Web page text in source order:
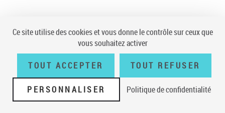
Ce site utilise des cookies et vous donne le contrôle sur ceux que
vous souhaitez activer
TOUT ACCEPTER TOUT REFUSER
PERSONNALISER Politique de confidentialité